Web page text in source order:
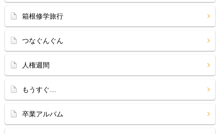
箱根修学旅行
つなぐんぐん
人権週間
もうすぐ…
卒業アルバム